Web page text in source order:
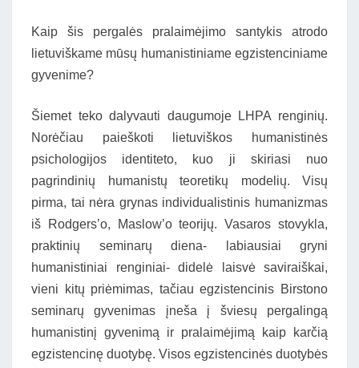
Kaip šis pergalės pralaimėjimo santykis atrodo
lietuviškame mūsų humanistiniame egzistenciniame
gyvenime?
Šiemet teko dalyvauti daugumoje LHPA renginių.
Norėčiau paieškoti lietuviškos humanistinės
psichologijos identiteto, kuo ji skiriasi nuo
pagrindinių humanistų teoretikų modelių. Visų
pirma, tai nėra grynas individualistinis humanizmas
iš Rodgers’o, Maslow’o teorijų. Vasaros stovykla,
praktinių seminarų diena- labiausiai gryni
humanistiniai renginiai- didelė laisvė saviraiškai,
vieni kitų priėmimas, tačiau egzistencinis Birstono
seminarų gyvenimas įneša į šviesų pergalingą
humanistinį gyvenimą ir pralaimėjimą kaip karčią
egzistencinę duotybę. Visos egzistencinės duotybės